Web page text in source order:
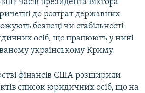
часів президента Віктора
до розтрат державних
безпеці чи стабільності
осіб, що працюють у нині
українському Криму.
фінансів США розширили
список юридичних осіб, що на